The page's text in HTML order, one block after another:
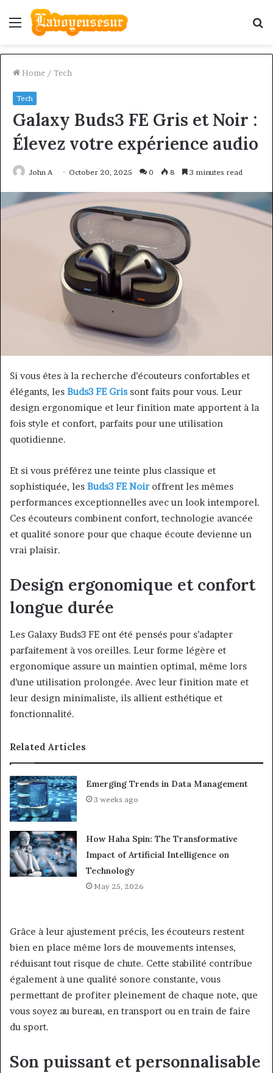
Menu
Home / Tech
Tech
Galaxy Buds3 FE Gris et Noir :
Élevez votre expérience audio
John A October 20, 2025 0 8 3 minutes read
Si vous êtes à la recherche d’écouteurs confortables et
élégants, les Buds3 FE Gris sont faits pour vous. Leur
design ergonomique et leur finition mate apportent à la
fois style et confort, parfaits pour une utilisation
quotidienne.
Et si vous préférez une teinte plus classique et
sophistiquée, les Buds3 FE Noiroffrent les mêmes
performances exceptionnelles avec un look intemporel.
Ces écouteurs combinent confort, technologie avancée
et qualité sonore pour que chaque écoute devienne un
vrai plaisir.
Design ergonomique et confort
longue durée
Les Galaxy Buds3 FE ont été pensés pour s’adapter
parfaitement à vos oreilles. Leur forme légère et
ergonomique assure un maintien optimal, même lors
d’une utilisation prolongée. Avec leur finition mate et
leur design minimaliste, ils allient esthétique et
fonctionnalité.
Related Articles
Emerging Trends in Data Management
3 weeks ago
How Haha Spin: The Transformative
Impact of Artificial Intelligence on
Technology
May 25, 2026
Grâce à leur ajustement précis, les écouteurs restent
bien en place même lors de mouvements intenses,
réduisant tout risque de chute. Cette stabilité contribue
également à une qualité sonore constante, vous
permettant de profiter pleinement de chaque note, que
vous soyez au bureau, en transport ou en train de faire
du sport.
Son puissant et personnalisable